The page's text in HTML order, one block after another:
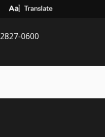
Select Language
0600